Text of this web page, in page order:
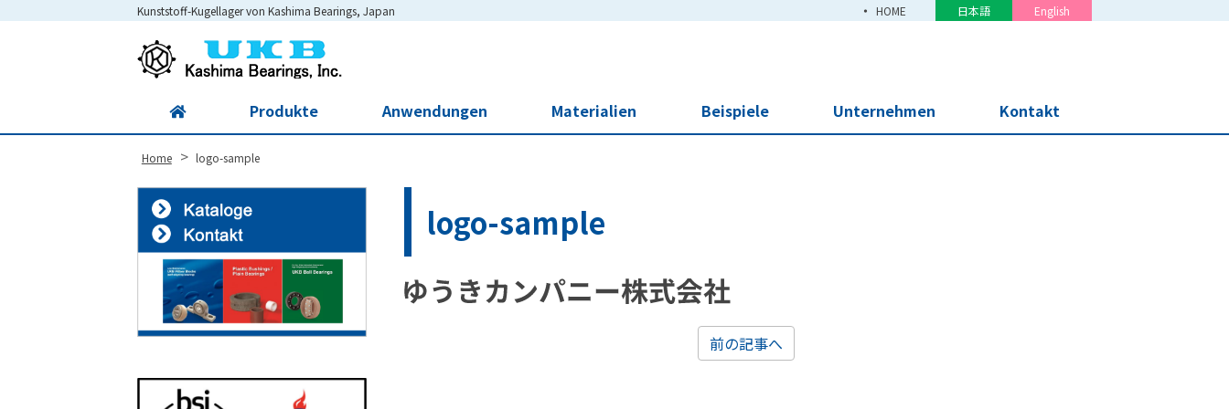
Kunststoff-Kugellager von Kashima Bearings, Japan HOME 日本語 English
Produkte Anwendungen Materialien Beispiele Unternehmen Kontakt
Home > logo-sample
logo-sample
前の記事へ